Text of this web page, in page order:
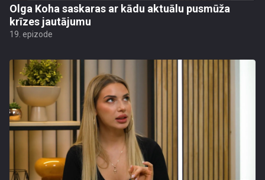
Olga Koha saskaras ar kādu aktuālu pusmūža
krīzes jautājumu
19. epizode